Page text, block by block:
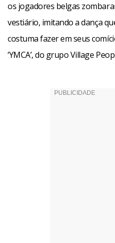
os jogadores belgas
vestiário, imitando a dança
costuma fazer em seus
‘YMCA’, do grupo Village